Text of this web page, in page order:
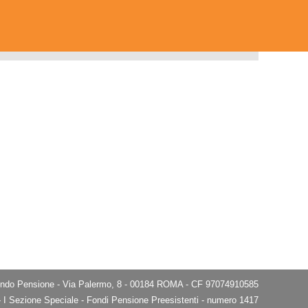
Pensione - Via Palermo, 8 - 00184 ROMA - CF 97074910585
Sezione Speciale - Fondi Pensione Preesistenti - numero 1417